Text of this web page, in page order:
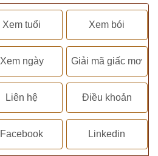
Xem tuổi Xem bói
Xem ngày Giải mã giấc mơ
Liên hệ Điều khoản
Facebook Linkedin